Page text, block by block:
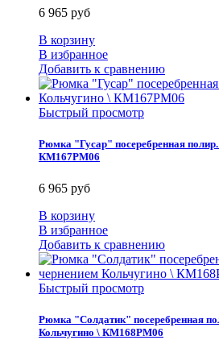
6 965 руб
В корзину
В избранное
Добавить к сравнению
Быстрый просмотр
Рюмка "Гусар" посеребренная
КМ167РМ06
6 965 руб
В корзину
В избранное
Добавить к сравнению
Быстрый просмотр
Рюмка "Солдатик" посеребренная
Кольчугино \ КМ168РМ06